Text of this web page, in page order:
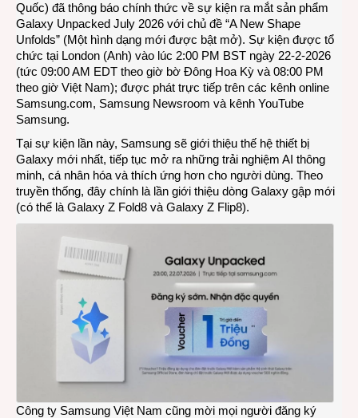
nhìn
Quốc) đã thông báo chính thức về sự kiện ra mắt sản phẩm
Galaxy Unpacked July 2026 với chủ đề “A New Shape
Unfolds” (Một hình dạng mới được bật mở). Sự kiện được tổ
chức tại London (Anh) vào lúc 2:00 PM BST ngày 22-2-2026
(tức 09:00 AM EDT theo giờ bờ Đông Hoa Kỳ và 08:00 PM
theo giờ Việt Nam); được phát trực tiếp trên các kênh online
Samsung.com, Samsung Newsroom và kênh YouTube
Samsung.
Tại sự kiện lần này, Samsung sẽ giới thiệu thế hệ thiết bị
Galaxy mới nhất, tiếp tục mở ra những trải nghiệm AI thông
minh, cá nhân hóa và thích ứng hơn cho người dùng. Theo
truyền thống, đây chính là lần giới thiệu dòng Galaxy gập mới
(có thể là Galaxy Z Fold8 và Galaxy Z Flip8).
Công ty Samsung Việt Nam cũng mời mọi người đăng ký